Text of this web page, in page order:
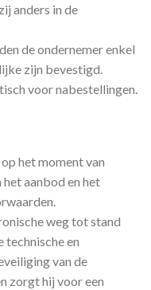
anders in de
de ondernemer enkel
zijn bevestigd.
voor nabestellingen.
het moment van
aanbod en het
weg tot stand
technische en
van de
zorgt hij voor een